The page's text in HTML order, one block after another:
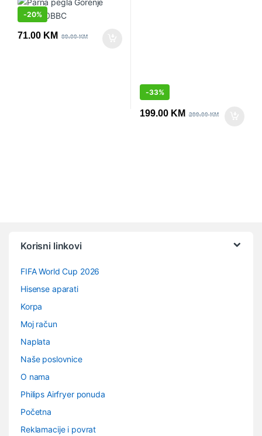
-20%
71.00 KM 89.00KM
-33%
199.00 KM 299.00KM
Korisni linkovi
FIFA World Cup 2026
Hisense aparati
Korpa
Moj račun
Naplata
Naše poslovnice
O nama
Philips Airfryer ponuda
Početna
Reklamacije i povrat